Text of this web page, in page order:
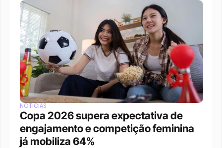
NOTÍCIAS
Copa 2026 supera expectativa de
engajamento e competição feminina
já mobiliza 64%